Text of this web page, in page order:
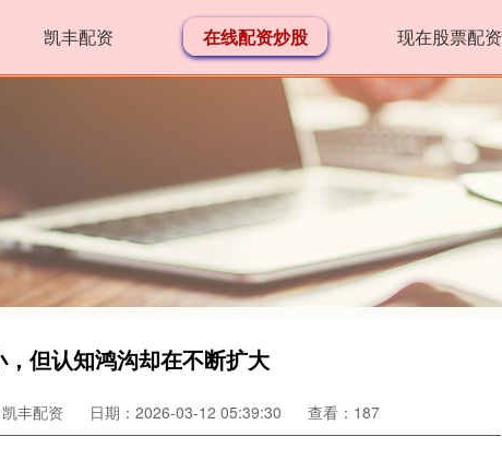
凯丰配资 在线配资炒股 现在股票配资
但认知鸿沟却在不断扩大
丰配资 日期：2026-03-12 05:39:30 查看：187